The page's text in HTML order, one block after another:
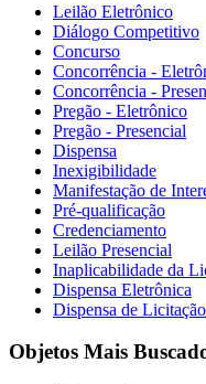
Leilão Eletrônico
Diálogo Competitivo
Concurso
Concorrência -
Concorrência -
Pregão - Eletrônico
Pregão - Presencial
Dispensa
Inexigibilidade
Manifestação de
Pré-qualificação
Credenciamento
Leilão Presencial
Inaplicabilidade da
Dispensa Eletrônica
Dispensa de Licitação
Objetos Mais